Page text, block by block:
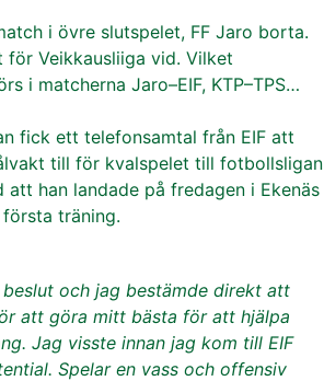
i övre slutspelet, FF Jaro borta.
för Veikkausliiga vid. Vilket
i matcherna Jaro–EIF, KTP–TPS…
fick ett telefonsamtal från EIF att
till för kvalspelet till fotbollsligan
att han landade på fredagen i Ekenäs
träning.
och jag bestämde direkt att
att göra mitt bästa för att hjälpa
Jag visste innan jag kom till EIF
Spelar en vass och offensiv